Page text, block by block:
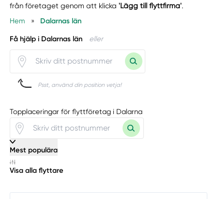
från företaget genom att klicka'Lägg till flyttfirma'.
Hem
» Dalarnas län
Få hjälp i Dalarnas län eller
Psst, använd din position vetja!
Topplaceringar för flyttföretag i Dalarna
Mest populära
Visa alla flyttare